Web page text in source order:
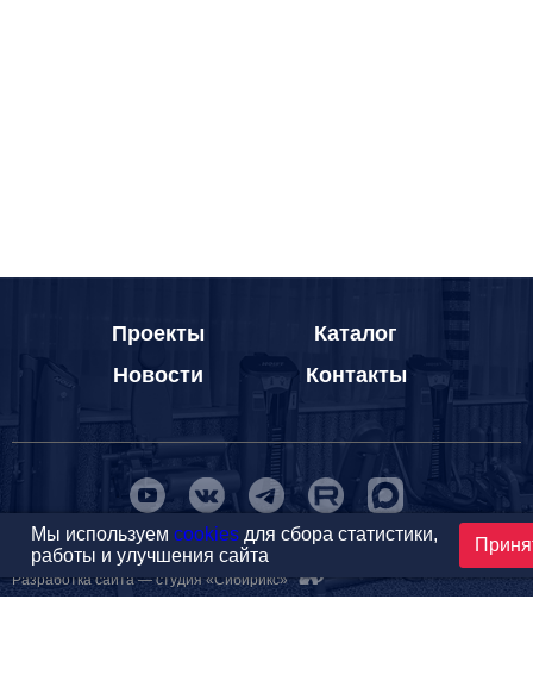
Проекты
Каталог
Новости
Контакты
©1999-2026 МФитнес. Все права защищены.
Разработка сайта —студия «Сибирикс»
Мы используемcookies для сбора статистики,
работы и улучшения сайта